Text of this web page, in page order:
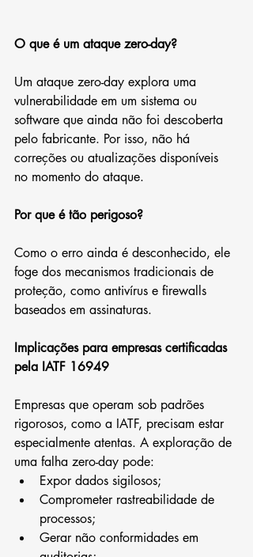
O que é um ataque zero-day?
Um ataque zero-day explora uma
vulnerabilidade em um sistema ou
software que ainda não foi descoberta
pelo fabricante. Por isso, não há
correções ou atualizações disponíveis
no momento do ataque.
Por que é tão perigoso?
Como o erro ainda é desconhecido, ele
foge dos mecanismos tradicionais de
proteção, como antivírus e firewalls
baseados em assinaturas.
Implicações para empresas certificadas
pela IATF 16949
Empresas que operam sob padrões
rigorosos, como a IATF, precisam estar
especialmente atentas. A exploração de
uma falha zero-day pode:
Expor dados sigilosos;
Comprometer rastreabilidade de
processos;
Gerar não conformidades em